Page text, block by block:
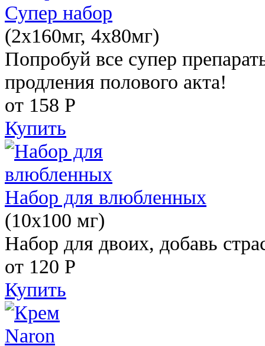
Супер набор
(2х160мг, 4х80мг)
Попробуй все супер
продления полового акта!
от 158 Р
Купить
Набор для влюбленных
(10х100 мг)
Набор для двоих, добавь
от 120 Р
Купить